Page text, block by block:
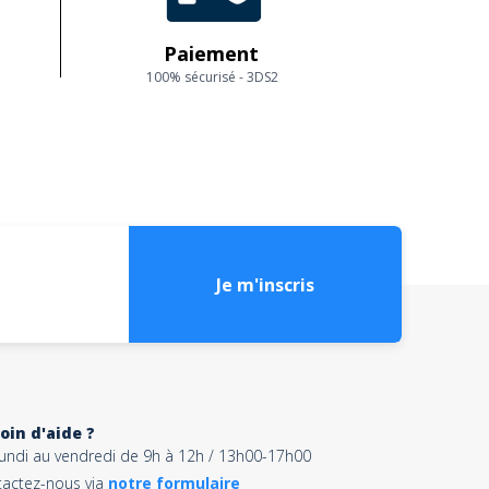
Paiement
100% sécurisé - 3DS2
Je m'inscris
d'aide ?
au vendredi de 9h à 12h / 13h00-17h00
nous via notre formulaire